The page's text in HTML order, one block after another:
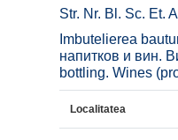
Str. Nr. Bl. Sc. Et.
Imbutelierea
напитков и вин.
bottling. Wines
Localitatea